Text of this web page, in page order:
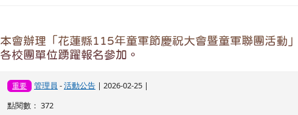
本會辦理「花蓮縣115年童軍節慶祝大會暨童軍聯團活動
各校團單位踴躍報名參加。
重要 管理員 -活動公告| 2026-02-25 |
點閱數： 372